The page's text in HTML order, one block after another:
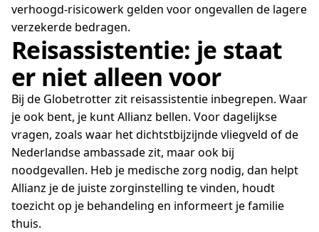
verhoogd-risicowerk gelden voor ongevallen de lagere
verzekerde bedragen.
Reisassistentie: je staat
er niet alleen voor
Bij de Globetrotter zit reisassistentie inbegrepen. Waar
je ook bent, je kunt Allianz bellen. Voor dagelijkse
vragen, zoals waar het dichtstbijzijnde vliegveld of de
Nederlandse ambassade zit, maar ook bij
noodgevallen. Heb je medische zorg nodig, dan helpt
Allianz je de juiste zorginstelling te vinden, houdt
toezicht op je behandeling en informeert je familie
thuis.